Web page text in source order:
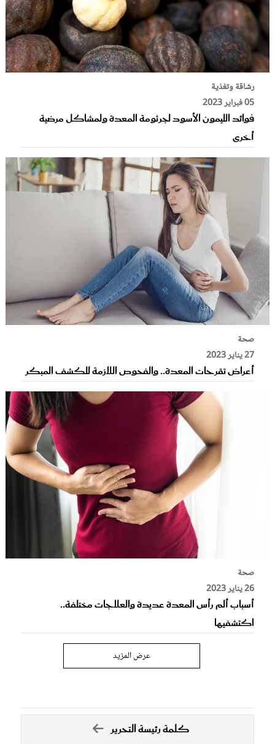
رشاقة وتغذية
05 فبراير 2023
فوائد الليمون الأسود لجرثومة المعدة ولمشاكل مرضية
أخرى
صحة
27 يناير 2023
أعراض تقرحات المعدة.. والفحوص اللازمة للكشف المبكر
صحة
26 يناير 2023
أسباب ألم رأس المعدة عديدة والعلاجات مختلفة..
اكتشفيها
عرض المزيد
كلمة رئيسة التحرير